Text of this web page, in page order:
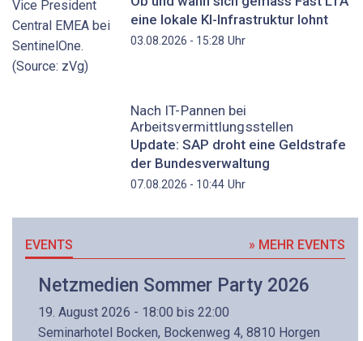
eine lokale KI-Infrastruktur lohnt
03.08.2026 - 15:28 Uhr
Nach IT-Pannen bei
Arbeitsvermittlungsstellen
Update: SAP droht eine Geldstrafe
der Bundesverwaltung
07.08.2026 - 10:44Uhr
EVENTS » MEHR EVENTS
Netzmedien Sommer Party 2026
19. August 2026 - 18:00 bis 22:00
Seminarhotel Bocken, Bockenweg 4, 8810 Horgen